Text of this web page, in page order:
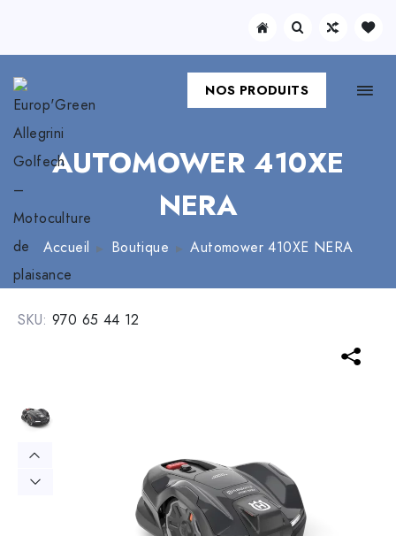
NOS PRODUITS
AUTOMOWER 410XE
NERA
Accueil Boutique Automower 410XE NERA
SKU: 970 65 44 12